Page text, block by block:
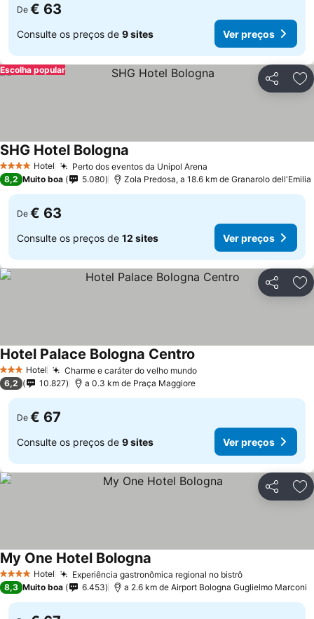
De € 63
Consulte os preços de 9 sites Ver preços
Partilhar
Escolha popular
4 EstrelasHotel Perto dos eventos da Unipol Arena
SHG Hotel Bologna
8,2 Muito boa 5.080 Zola Predosa, a 18.6 km de Granarolo dell'Emilia
De € 63
Consulte os preços de 12 sites Ver preços
Partilhar
3 EstrelasHotel Charme e caráter do velho mundoVer preços
Hotel Palace Bologna Centro
6,2 10.827 a 0.3 km de Praça Maggiore
De € 67
Consulte os preços de 9 sites Ver preços
Partilhar
4 EstrelasHotel Experiência gastronômica regional no bistrôVer preços
My One Hotel Bologna
8,3 Muito boa 6.453 a 2.6 km de Airport Bologna Guglielmo Marconi